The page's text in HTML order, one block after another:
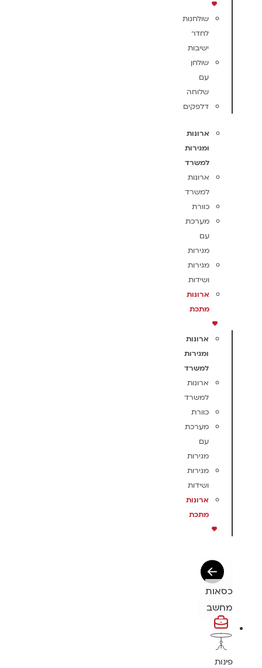
שולחנות
לחדר
ישיבות
שולחן
עם
שלוחה
דלפקים
ארונות
ומגירות
למשרד
ארונות
למשרד
כוורת
מערכת
עם
מגירות
מגירות
ושידות
ארונות
מתכת
ארונות
ומגירות
למשרד
ארונות
למשרד
כוורת
מערכת
עם
מגירות
מגירות
ושידות
ארונות
מתכת
כסאות
מחשב
פינות